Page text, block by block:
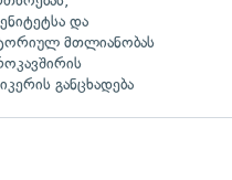
და
მთლიანობას
განცხადება